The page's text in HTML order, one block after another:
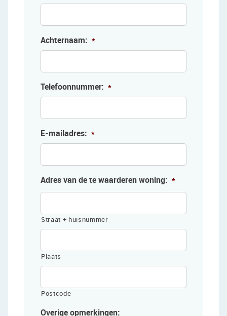
Achternaam: *
Telefoonnummer: *
E-mailadres: *
Adres van de te waarderen woning: *
Straat + huisnummer
Plaats
Postcode
Overige opmerkingen: